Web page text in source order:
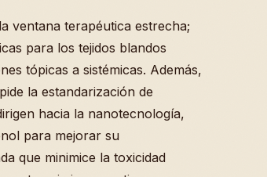
ventana terapéutica estrecha;
para los tejidos blandos
tópicas a sistémicas. Además,
la estandarización de
hacia la nanotecnología,
para mejorar su
que minimice la toxicidad